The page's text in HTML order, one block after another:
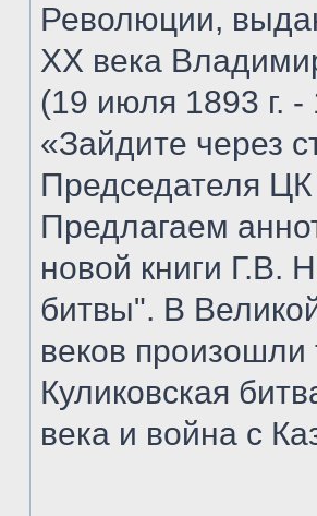
Революции,
XX века
(19 июля 1893 г.
«Зайдите через
Председателя
Предлагаем
новой книги Г.В.
битвы". В
веков
Куликовская
века и война с